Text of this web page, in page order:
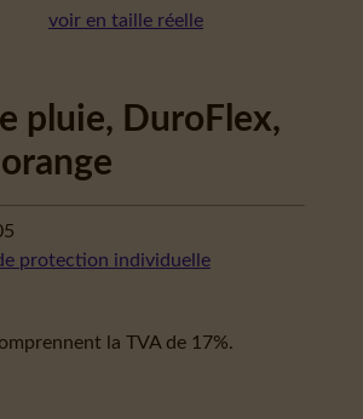
voir en taille réelle
pluie, DuroFlex,
protection individuelle
la TVA de 17%.